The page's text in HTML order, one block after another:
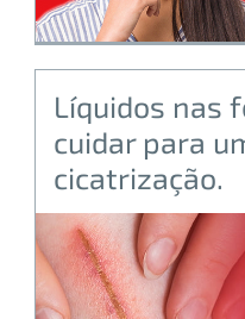
Líquidos nas
cuidar para
cicatrização.